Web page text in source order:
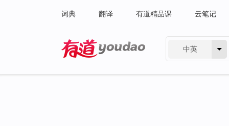
词典 翻译 有道精品课 云笔记
中英